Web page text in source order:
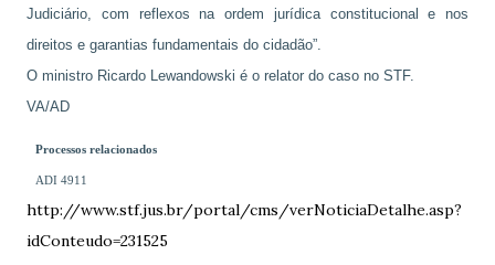
Judiciário, com reflexos na ordem jurídica constitucional e nos
direitos e garantias fundamentais do cidadão”.
O ministro Ricardo Lewandowski é o relator do caso no STF.
VA/AD
Processos relacionados
ADI 4911
http://www.stf.jus.br/portal/cms/verNoticiaDetalhe.asp?
idConteudo=231525